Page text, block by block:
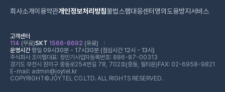
회사소개이용약관개인정보처리방침불법스팸대응센터 명의도용방지서비스
고객센터
114 (무료)SKT 1566-8692 (유료)
운영시간평일 09시30분 - 17시30분 (점심시간 12시 - 13시)
주식회사 조이텔대표: 정민기 사업자등록번호: 886-87-00313
경기도 부천시 원미구 중동로254번길 78, 702호(중동, 필타운) FAX: 02-6958-9821
E-mail: admin@joytel.kr
COPYRIGHT©JOYTEL CO.LTD. ALL RIGHTS RESERVED.